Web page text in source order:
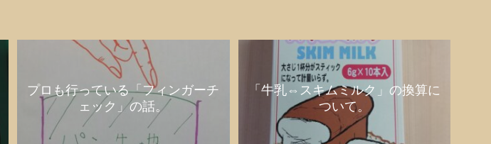
プロも行っている「フィンガーチ
ェック」の話。
「牛乳⇔スキムミルク」の換算に
ついて。